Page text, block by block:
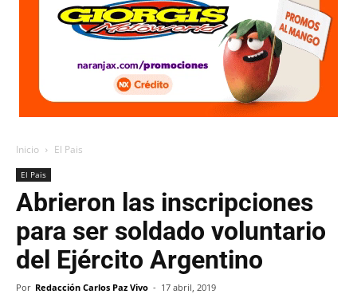
Inicio El Pais
El Pais
Abrieron las inscripciones
para ser soldado voluntario
del Ejército Argentino
Por Redacción Carlos Paz Vivo - 17 abril, 2019